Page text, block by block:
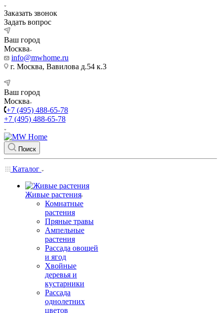
Заказать звонок
Задать вопрос
Ваш город
Москва
info@mwhome.ru
г. Москва, Вавилова д.54 к.3
Ваш город
Москва
+7 (495) 488-65-78
+7 (495) 488-65-78
Поиск
Каталог
Живые растения
Комнатные
растения
Пряные травы
Ампельные
растения
Рассада овощей
и ягод
Хвойные
деревья и
кустарники
Рассада
однолетних
цветов